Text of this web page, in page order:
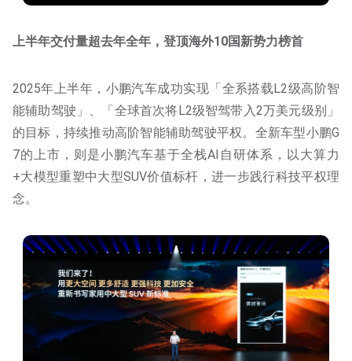
上半年交付量超去年全年，登顶海外10国新势力榜首
2025年上半年，小鹏汽车成功实现「全系搭载L2级高阶智
能辅助驾驶」、「全球首次将L2级智驾带入2万美元级别」
的目标，持续推动高阶智能辅助驾驶平权。全新车型小鹏G
7的上市，则是小鹏汽车基于全栈AI自研体系，以大算力
+大模型重塑中大型SUV价值标杆，进一步践行科技平权理
念。